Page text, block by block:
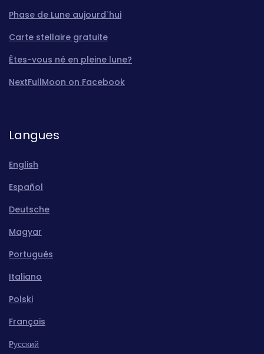
Phase de Lune aujourd`hui
Carte stellaire gratuite
Êtes-vous né en pleine lune?
NextFullMoon on Facebook
Langues
English
Español
Deutsche
Magyar
Português
Italiano
Polski
Français
Pусский